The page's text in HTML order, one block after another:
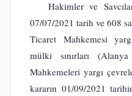
Hakimler ve
07/07/2021 tarih ve 608
Ticaret Mahkemesi
mülki sınırları
Mahkemeleri yargı
kararın 01/09/2021